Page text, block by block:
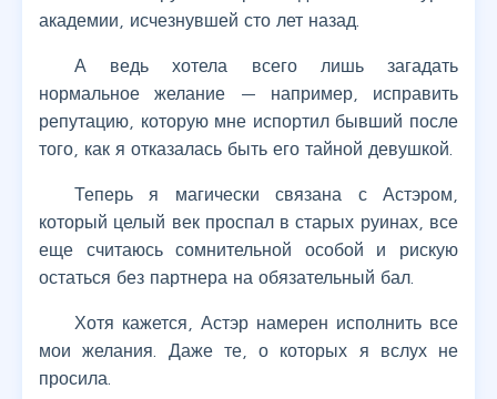
академии, исчезнувшей сто лет назад.
А ведь хотела всего лишь загадать
нормальное желание — например, исправить
репутацию, которую мне испортил бывший после
того, как я отказалась быть его тайной девушкой.
Теперь я магически связана с Астэром,
который целый век проспал в старых руинах, все
еще считаюсь сомнительной особой и рискую
остаться без партнера на обязательный бал.
Хотя кажется, Астэр намерен исполнить все
мои желания. Даже те, о которых я вслух не
просила.